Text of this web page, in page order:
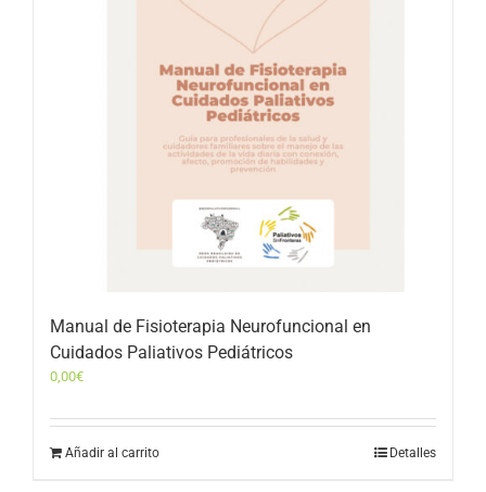
Manual de Fisioterapia Neurofuncional en
Cuidados Paliativos Pediátricos
0,00€
Añadir al carrito Detalles